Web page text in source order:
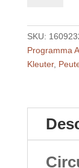
15:00
"Circus
door
Regie:
Carlos
SKU:
Programma
Kleuter,